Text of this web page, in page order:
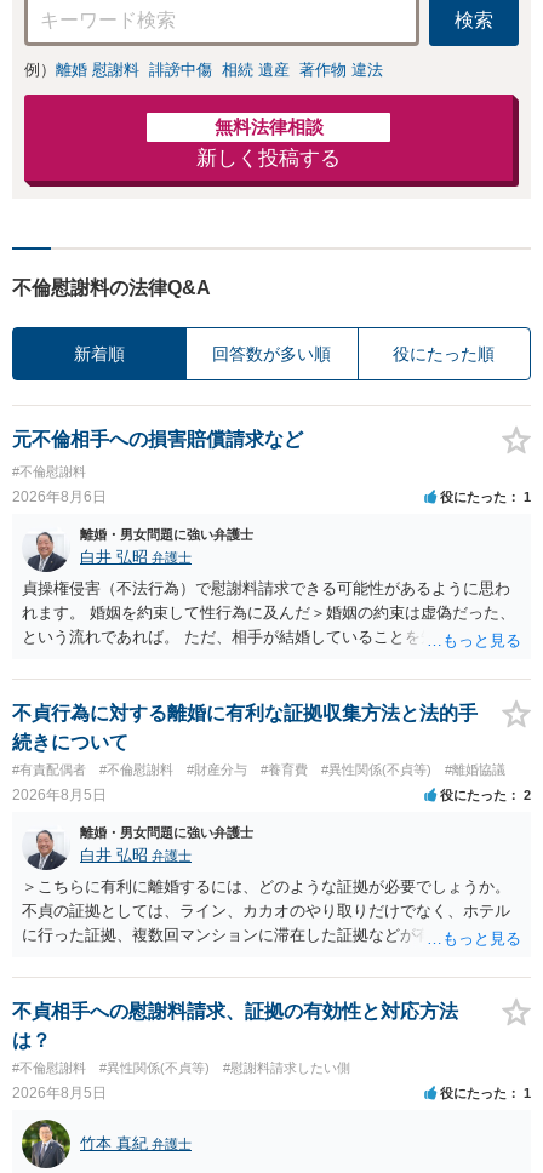
ます。【東京都在
住以外の方も対
応】
検索
例） 離婚 慰謝料 誹謗中傷 相続 遺産 著作物 違法
無料法律相談
新しく投稿する
不倫慰謝料の法律Q&A
新着順 回答数が多い順 役にたった順
元不倫相手への損害賠償請求など
#不倫慰謝料
2026年8月6日 役にたった 1
離婚・男女問題に強い弁護士
白井 弘昭 弁護士
貞操権侵害（不法行為）で慰謝料請求できる可能性があるように思わ
れます。 婚姻を約束して性行為に及んだ＞婚姻の約束は虚偽だった、
という流れであれば。 ただ、相手が結婚していることを知って行為に
性も認められそうですので、あまり慰謝料は高額にならないように思
われます。 一度、最寄りの弁護士に相談してみてください。
不貞行為に対する離婚に有利な証拠収集方法と法的手
続きについて
#有責配偶者 #不倫慰謝料 #財産分与 #養育費 #異性関係(不貞等) #離婚協議
2026年8月5日 役にたった 2
離婚・男女問題に強い弁護士
白井 弘昭 弁護士
＞こちらに有利に離婚するには、どのような証拠が必要でしょうか。
不貞の証拠としては、ライン、カカオのやり取りだけでなく、ホテル
に行った証拠、複数回マンションに滞在した証拠などが有効です。 不
婚する、慰謝料をとるなど）ことができると思われます。 ただし、不
貞発覚後、長期間同居を続けると、不貞を許したとの評価につながる
場合がありますので、ご注意ください。 以上、ご参考まで。
不貞相手への慰謝料請求、証拠の有効性と対応方法
は？
#不倫慰謝料 #異性関係(不貞等) #慰謝料請求したい側
2026年8月5日 役にたった 1
竹本 真紀 弁護士